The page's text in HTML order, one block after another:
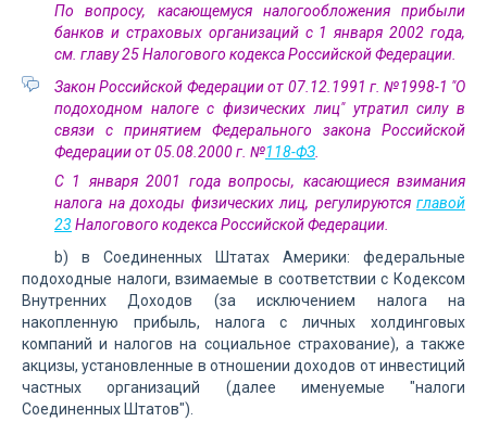
По вопросу, касающемуся налогообложения прибыли
банков и страховых организаций с 1 января 2002 года,
см. главу 25 Налогового кодекса Российской Федерации.
Закон Российской Федерации от 07.12.1991 г. №1998-1 "О
подоходном налоге с физических лиц" утратил силу в
связи с принятием Федерального закона Российской
Федерации от 05.08.2000 г. №118-ФЗ
С 1 января 2001 года вопросы, касающиеся взимания
налога на доходы физических лиц, регулируются главой
23 Налогового кодекса Российской Федерации.
b) в Соединенных Штатах Америки: федеральные
подоходные налоги, взимаемые в соответствии с Кодексом
Внутренних Доходов (за исключением налога на
накопленную прибыль, налога с личных холдинговых
компаний и налогов на социальное страхование), а также
акцизы, установленные в отношении доходов от инвестиций
частных организаций (далее именуемые "налоги
Соединенных Штатов").